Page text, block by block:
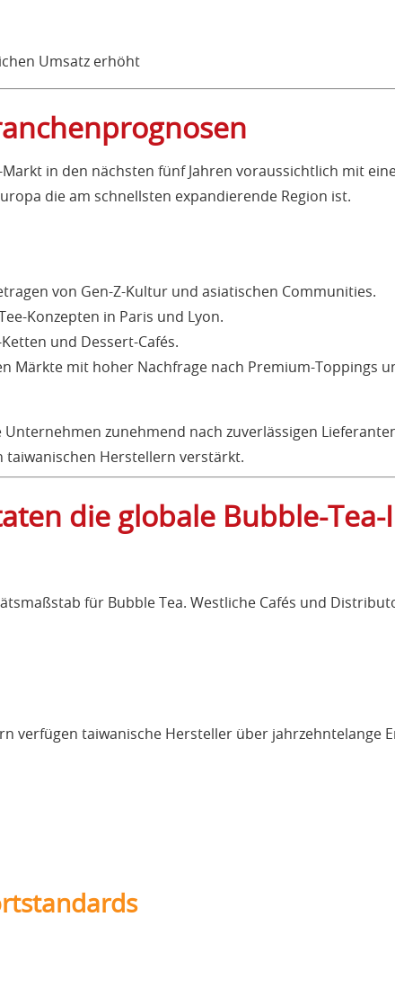
Umsatz erhöht
in den nächsten fünf Jahren voraussichtlich mit
die am schnellsten expandierende Region ist.
von Gen-Z-Kultur und asiatischen Communities.
Konzepten in Paris und Lyon.
und Dessert-Cafés.
Märkte mit hoher Nachfrage nach Premium-Toppings
zunehmend nach zuverlässigen
taiwanischen Herstellern verstärkt.
die globale Bubble-
für Bubble Tea. Westliche Cafés und
verfügen taiwanische Hersteller über jahrzehntelange